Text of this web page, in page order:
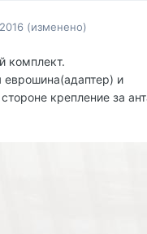
(изменено)
комплект.
еврошина(адаптер) и
крепление за